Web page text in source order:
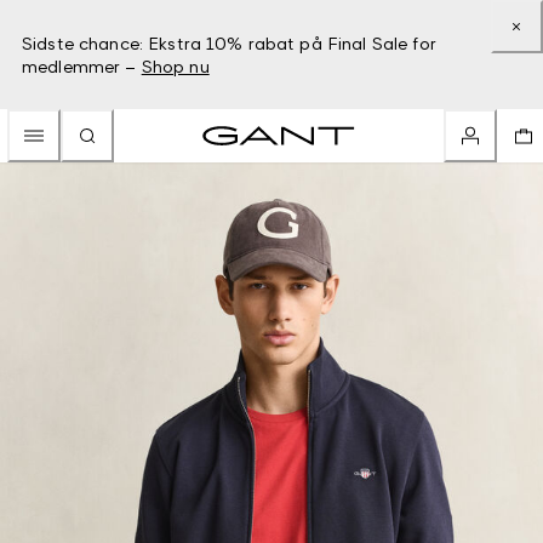
Sidste chance: Ekstra 10% rabat på Final Sale for
medlemmer – Shop nu